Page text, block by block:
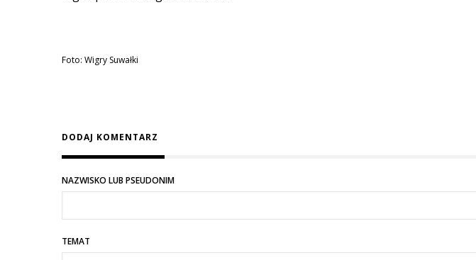
Foto: Wigry Suwałki
DODAJ KOMENTARZ
NAZWISKO LUB PSEUDONIM
TEMAT